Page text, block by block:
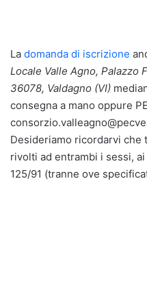
La domanda di iscrizione
Locale Valle Agno, Palazzo
36078, Valdagno (VI)
consegna a mano oppure
Desideriamo ricordarvi che
rivolti ad entrambi i sessi,
125/91 (tranne ove